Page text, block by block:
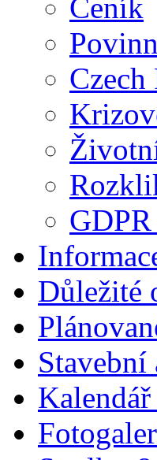
Ceník
Důležité
Stavební